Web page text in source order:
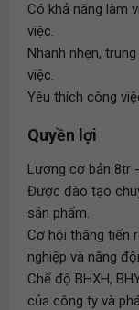
Có khả năng làm
việc.
Nhanh nhẹn,
việc.
Yêu thích công
Quyền lợi
Lương cơ bản 8tr
Được đào tạo
sản phẩm.
Cơ hội thăng tiến
nghiệp và năng
Chế độ BHXH,
của công ty và